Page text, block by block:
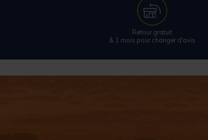
Retour gratuit
& 1 mois pour changer d'avis